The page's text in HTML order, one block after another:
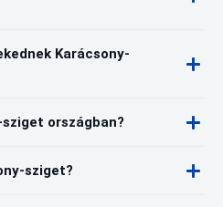
Karácsony-
országban?
sziget?